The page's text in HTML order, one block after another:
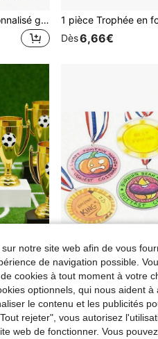
Bracelet en silicone personnalisé gravé au laser - Bracelet en caoutchouc de couleur unie personnalisé en gros, bracelet de sport, accessoires pour événements et fêtes, bracelet avec texte, cadeau de mariage, amour éternel, 2026, cadeau de remise des diplômes, esprit d'équipe, idées cadeaux, bracelets personnalisés
Dès6,66€
jeux de basket-ball/football/volley-ball/baseball/softball
Dès5,16€
notre site web afin de vous
de navigation possible.
cookies à tout moment à votre
optionnels, qui nous aident à
le contenu et les publicités
rejeter", vous autorisez
web de fonctionner. Vous